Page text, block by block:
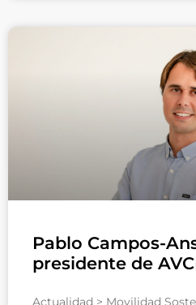
Pablo Campos-
presidente de
Actualidad > Movilidad